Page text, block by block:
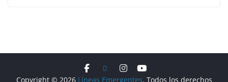
Copyright © 2026 Líneas Emergentes. Todos los derechos